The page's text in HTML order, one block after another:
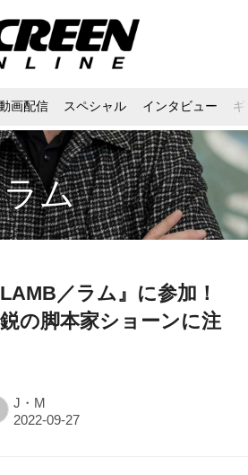
画配信 スペシャル インタビュー
ム
LAMB／ラム』に参加！
の脚本家ショーンに注
J・M